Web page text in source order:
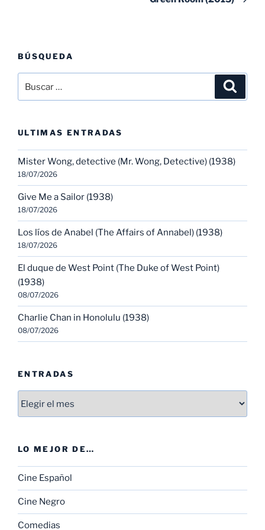
BÚSQUEDA
por:
ULTIMAS ENTRADAS
Mister Wong, detective (Mr. Wong, Detective) (1938)
18/07/2026
Give Me a Sailor (1938)
18/07/2026
Los líos de Anabel (The Affairs of Annabel) (1938)
18/07/2026
El duque de West Point (The Duke of West Point)
(1938)
08/07/2026
Charlie Chan in Honolulu (1938)
08/07/2026
ENTRADAS
LO MEJOR DE…
Cine Español
Cine Negro
Comedias